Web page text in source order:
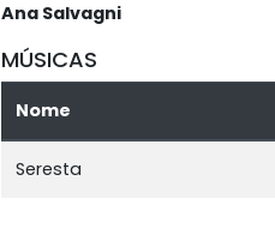
Ana Salvagni
MÚSICAS
Nome
Seresta